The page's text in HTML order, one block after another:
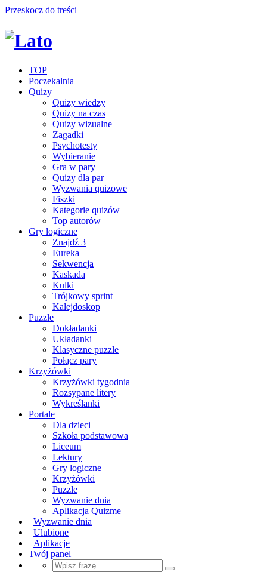
Przeskocz do treści
TOP
Poczekalnia
Quizy
Quizy wiedzy
Quizy na czas
Quizy wizualne
Zagadki
Psychotesty
Wybieranie
Gra w pary
Quizy dla par
Wyzwania quizowe
Fiszki
Kategorie quizów
Top autorów
Gry logiczne
Znajdź 3
Eureka
Sekwencja
Kaskada
Kulki
Trójkowy sprint
Kalejdoskop
Puzzle
Dokładanki
Układanki
Klasyczne puzzle
Połącz pary
Krzyżówki
Krzyżówki tygodnia
Rozsypane litery
Wykreślanki
Portale
Dla dzieci
Szkoła podstawowa
Liceum
Lektury
Gry logiczne
Krzyżówki
Puzzle
Wyzwanie dnia
Aplikacja Quizme
Wyzwanie dnia
Ulubione
Aplikacje
Twój panel